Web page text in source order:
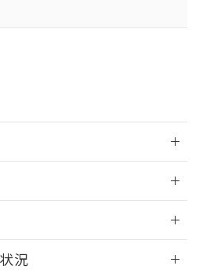
。況
利用者とは、
関して"
の「1.共同利
物質）の非含有証明書
明書（当社基準）
が混在することから備考
ておりました。
品への在庫切替を完了
特段のことがない限
より割愛しておりま